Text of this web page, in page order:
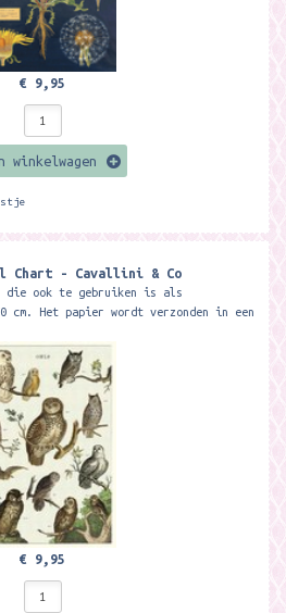
€ 9,95
winkelwagen
Chart - Cavallini & Co
die ook te gebruiken is als
cm. Het papier wordt verzonden in een
€ 9,95